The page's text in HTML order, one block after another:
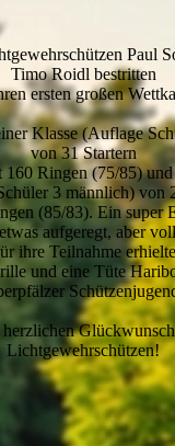
Paul
Timo Roidl bestritten
ersten großen
Klasse (Auflage
von 31 Startern
160 Ringen (75/85)
3 männlich) von
(85/83). Ein super
aufgeregt, aber
ihre Teilnahme
und eine Tüte
herzlichen
Lichtgewehrschützen!